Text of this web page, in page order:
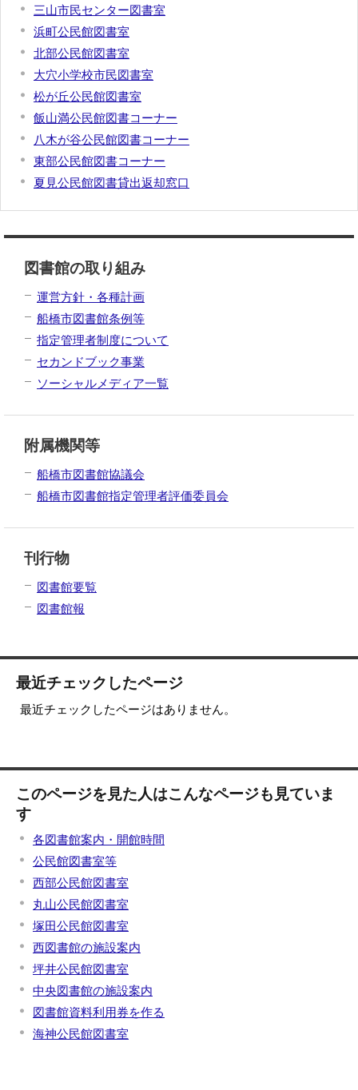
三山市民センター図書室
浜町公民館図書室
北部公民館図書室
大穴小学校市民図書室
松が丘公民館図書室
飯山満公民館図書コーナー
八木が谷公民館図書コーナー
東部公民館図書コーナー
夏見公民館図書貸出返却窓口
図書館の取り組み
運営方針・各種計画
船橋市図書館条例等
指定管理者制度について
セカンドブック事業
ソーシャルメディア一覧
附属機関等
船橋市図書館協議会
船橋市図書館指定管理者評価委員会
刊行物
図書館要覧
図書館報
最近チェックしたページ
最近チェックしたページはありません。
このページを見た人はこんなページも見ていま
す
各図書館案内・開館時間
公民館図書室等
西部公民館図書室
丸山公民館図書室
塚田公民館図書室
西図書館の施設案内
坪井公民館図書室
中央図書館の施設案内
図書館資料利用券を作る
海神公民館図書室